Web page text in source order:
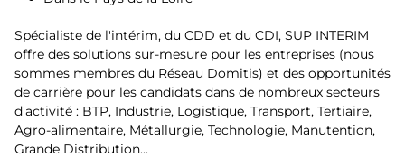
Haute-Marne
Haute-Saône
Ille-et-Vilaine
Isère
Boulogne-sur-Mer
Bourg-en-Bresse
Cambrai
Spécialiste de l'intérim, du CDD et du CDI, SUP INTERIM
offre des solutions sur-mesure pour les entreprises (nous
sommes membres du Réseau Domitis) et des opportunités
de carrière pour les candidats dans de nombreux secteurs
d'activité : BTP, Industrie, Logistique, Transport, Tertiaire,
Agro-alimentaire, Métallurgie, Technologie, Manutention,
Grande Distribution...